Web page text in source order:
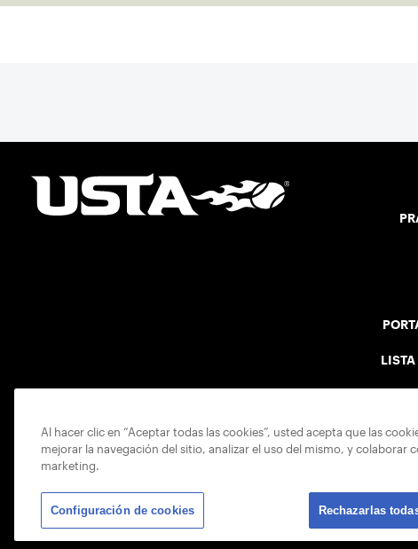
Al hacer clic en “Aceptar todas las cookies”, usted acepta que las
mejorar la navegación del sitio, analizar el uso del mismo, y colaborar
marketing.
Configuración de cookies Rechazarlas